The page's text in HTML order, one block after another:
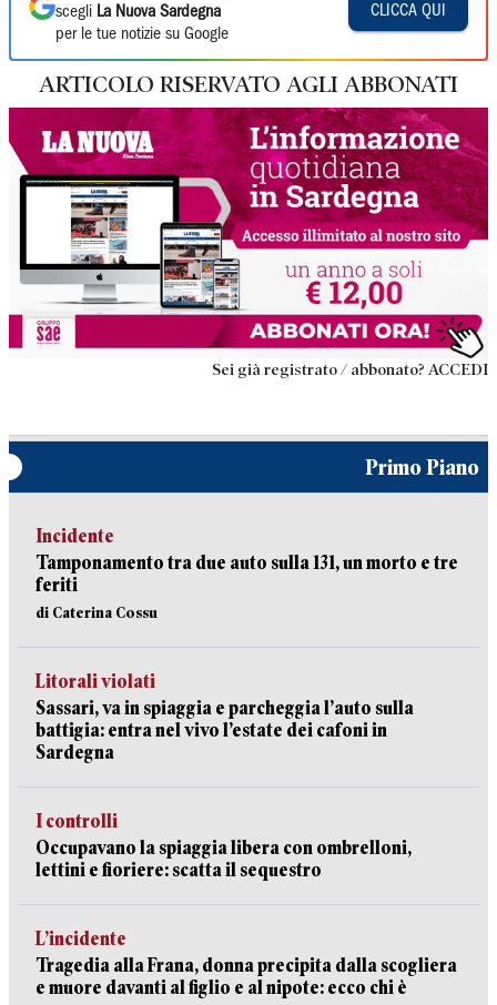
scegli La Nuova Sardegna
per le tue notizie su Google
CLICCA QUI
ARTICOLO RISERVATO AGLI ABBONATI
Sei già registrato / abbonato? ACCEDI
Primo Piano
Incidente
Tamponamento tra due auto sulla 131, un morto e tre
feriti
di Caterina Cossu
Litorali violati
Sassari, va in spiaggia e parcheggia l’auto sulla
battigia: entra nel vivo l’estate dei cafoni in
Sardegna
I controlli
Occupavano la spiaggia libera con ombrelloni,
lettini e fioriere: scatta il sequestro
L’incidente
Tragedia alla Frana, donna precipita dalla scogliera
e muore davanti al figlio e al nipote: ecco chi è